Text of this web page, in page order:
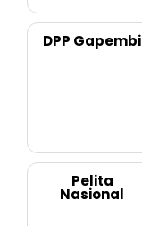
DPP Gapembi
Pelita
Nasional